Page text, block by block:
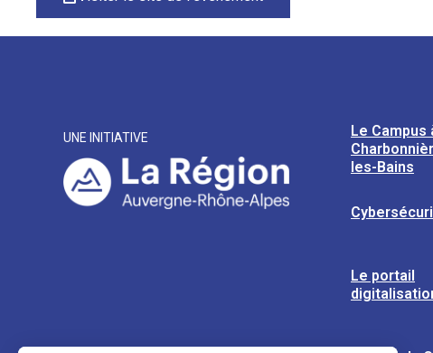
UNE INITIATIVE
Le Campus
les-Bains
Le portail